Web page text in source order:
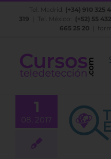
Saltar
Tel. Madrid: (+34) 910 325
319 | Tel. México: (+52) 55
665 25 20
1
08, 2017
en